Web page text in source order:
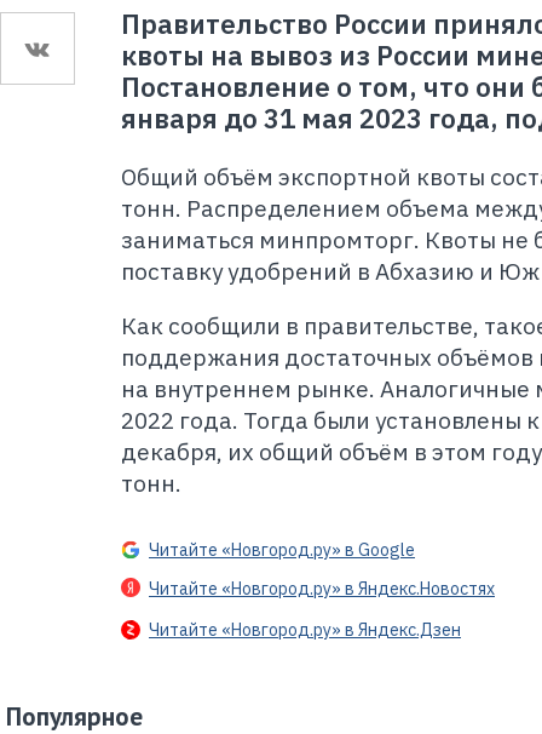
Правительство России
квоты на вывоз из России
Постановление о том, что они
января до 31 мая 2023 года,
Общий объём экспортной квоты
тонн. Распределением объема
заниматься минпромторг. Квоты не
поставку удобрений в Абхазию и
Как сообщили в правительстве,
поддержания достаточных
на внутреннем рынке.
2022 года. Тогда были установлены
декабря, их общий объём в этом
тонн.
Читайте «Новгород.ру» в Google
Читайте «Новгород.ру» в Яндекс.Новостях
Читайте «Новгород.ру» в Яндекс.Дзен
Популярное